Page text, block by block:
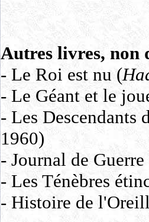
Autres livres, non
- Le Roi est nu (
- Le Géant et le
- Les Descendants
1960)
- Journal de
- Les Ténèbres
- Histoire de